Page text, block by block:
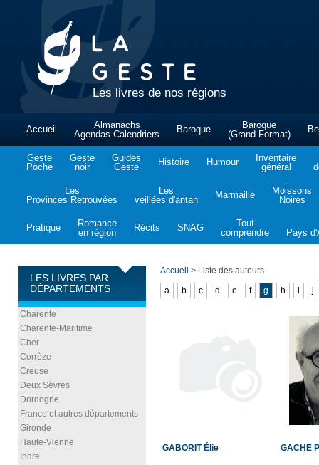
Les livres de nos régions
Accueil
Almanachs
Agendas Calendriers
Baroque
Baroque
(Grand Format)
Geste
Poche
Geste
noir
Guides
Geste
Histoire Humour
Inventaire
général
Les
Provinces Retrouvées
Les
veillées d'antan
Marmaille
Moissons
Noires
Pratique
Romance
en région
Récits SNAG
Tout
comprendre
Pays
LES LIVRES PAR
DÉPARTEMENTS
Charente
Charente-Maritime
Cher
Corrèze
Creuse
Deux Sèvres
Dordogne
France et autres départements
Gironde
Haute-Vienne
Indre
Accueil > Liste des auteurs
a
b c d e f g h i j
GABORIT Élie GACHE